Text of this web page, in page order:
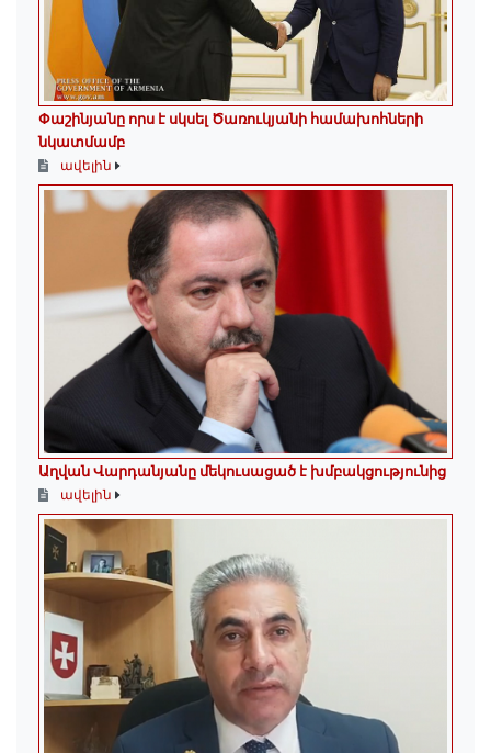
Փաշինյանը որս է սկսել Ծառուկյանի համախոհների
նկատմամբ
ավելին
Աղվան Վարդանյանը մեկուսացած է խմբակցությունից
ավելին